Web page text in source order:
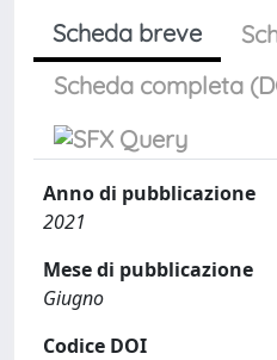
Scheda breve
Scheda completa
Anno di pubblicazione
2021
Mese di pubblicazione
Giugno
Codice DOI